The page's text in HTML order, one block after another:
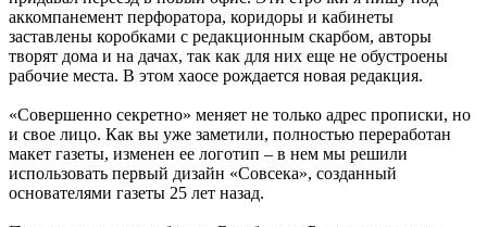
аккомпанемент перфоратора, коридоры и кабинеты
заставлены коробками с редакционным скарбом, авторы
творят дома и на дачах, так как для них еще не обустроены
рабочие места. В этом хаосе рождается новая редакция.
«Совершенно секретно» меняет не только адрес прописки, но
и свое лицо. Как вы уже заметили, полностью переработан
макет газеты, изменен ее логотип – в нем мы решили
использовать первый дизайн «Совсека», созданный
основателями газеты 25 лет назад.